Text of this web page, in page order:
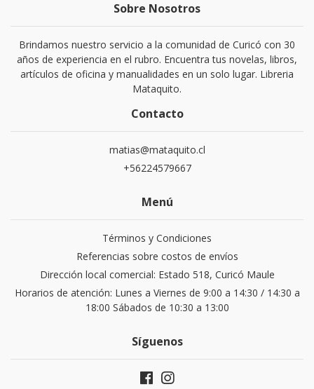
Sobre Nosotros
Brindamos nuestro servicio a la comunidad de Curicó con 30
años de experiencia en el rubro. Encuentra tus novelas, libros,
artículos de oficina y manualidades en un solo lugar. Libreria
Mataquito.
Contacto
matias@mataquito.cl
+56224579667
Menú
Términos y Condiciones
Referencias sobre costos de envíos
Dirección local comercial: Estado 518, Curicó Maule
Horarios de atención: Lunes a Viernes de 9:00 a 14:30 / 14:30 a
18:00 Sábados de 10:30 a 13:00
Síguenos